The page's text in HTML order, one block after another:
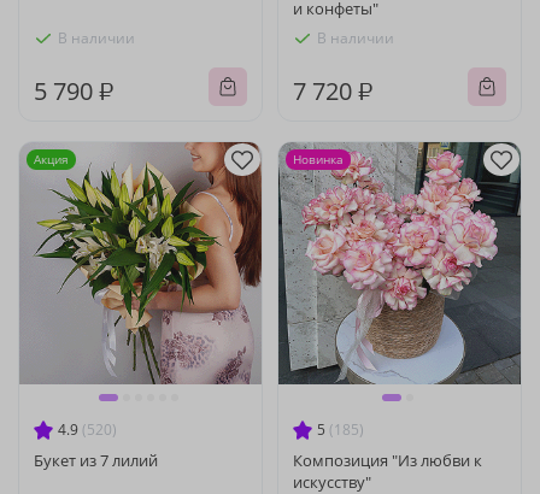
В наличии
5 790 ₽
и конфеты"
В наличии
7 720 ₽
4.9 (520)
Букет из 7 лилий
Акция
5 (185)
Композиция "Из любви к
искусству"
Новинка